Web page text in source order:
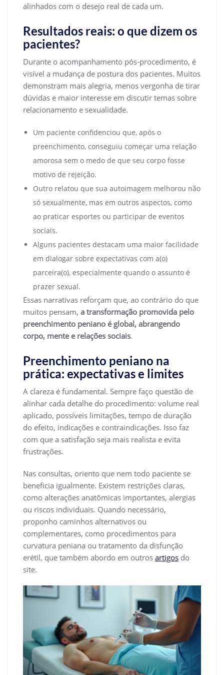
alinhados com o desejo real de cada um.
Resultados reais: o que dizem os
pacientes?
Durante o acompanhamento pós-procedimento, é
visível a mudança de postura dos pacientes. Muitos
demonstram mais alegria, menos vergonha de tirar
dúvidas e maior interesse em discutir temas sobre
relacionamento e sexualidade.
Um paciente confidenciou que, após o
preenchimento, conseguiu começar uma relação
amorosa sem o medo de que seu corpo fosse
motivo de rejeição.
Outro relatou que sua autoimagem melhorou não
só sexualmente, mas em outros aspectos, como
ao praticar esportes ou participar de eventos
sociais.
Alguns pacientes destacam uma maior facilidade
em dialogar sobre expectativas com a(o)
parceira(o), especialmente quando o assunto é
prazer sexual.
Essas narrativas reforçam que, ao contrário do que
muitos pensam, a transformação promovida pelo
preenchimento peniano é global, abrangendo
corpo, mente e relações sociais.
Preenchimento peniano na
prática: expectativas e limites
A clareza é fundamental. Sempre faço questão de
alinhar cada detalhe do procedimento: volume real
aplicado, possíveis limitações, tempo de duração
do efeito, indicações e contraindicações. Isso faz
com que a satisfação seja mais realista e evita
frustrações.
Nas consultas, oriento que nem todo paciente se
beneficia igualmente. Existem restrições claras,
como alterações anatômicas importantes, alergias
ou riscos individuais. Quando necessário,
proponho caminhos alternativos ou
complementares, como procedimentos para
curvatura peniana ou tratamento da disfunção
erétil, que também abordo em outros artigos do
site.